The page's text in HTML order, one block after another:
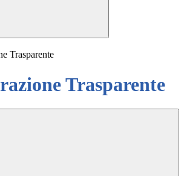
Trasparente
Trasparente